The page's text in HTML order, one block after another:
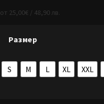
от 25,00€ / 48,90 лв.
Размер
S M L XL XXL